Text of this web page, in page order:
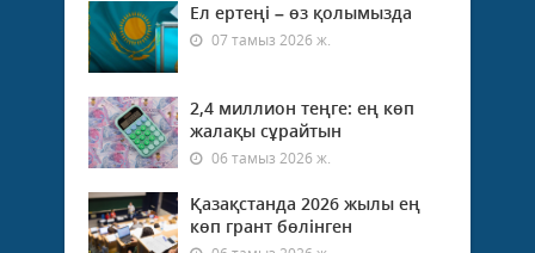
Ел ертеңі – өз қолымызда
07 тамыз 2026 ж.
2,4 миллион теңге: ең көп
жалақы сұрайтын
06 тамыз 2026 ж.
Қазақстанда 2026 жылы ең
көп грант бөлінген